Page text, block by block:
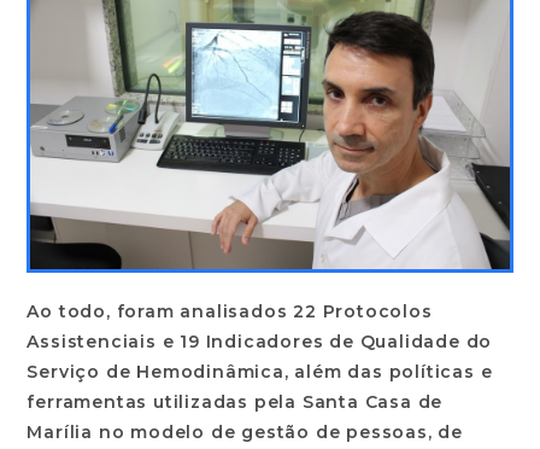
Ao todo, foram analisados 22 Protocolos
Assistenciais e 19 Indicadores de Qualidade do
Serviço de Hemodinâmica, além das políticas e
ferramentas utilizadas pela Santa Casa de
Marília no modelo de gestão de pessoas, de